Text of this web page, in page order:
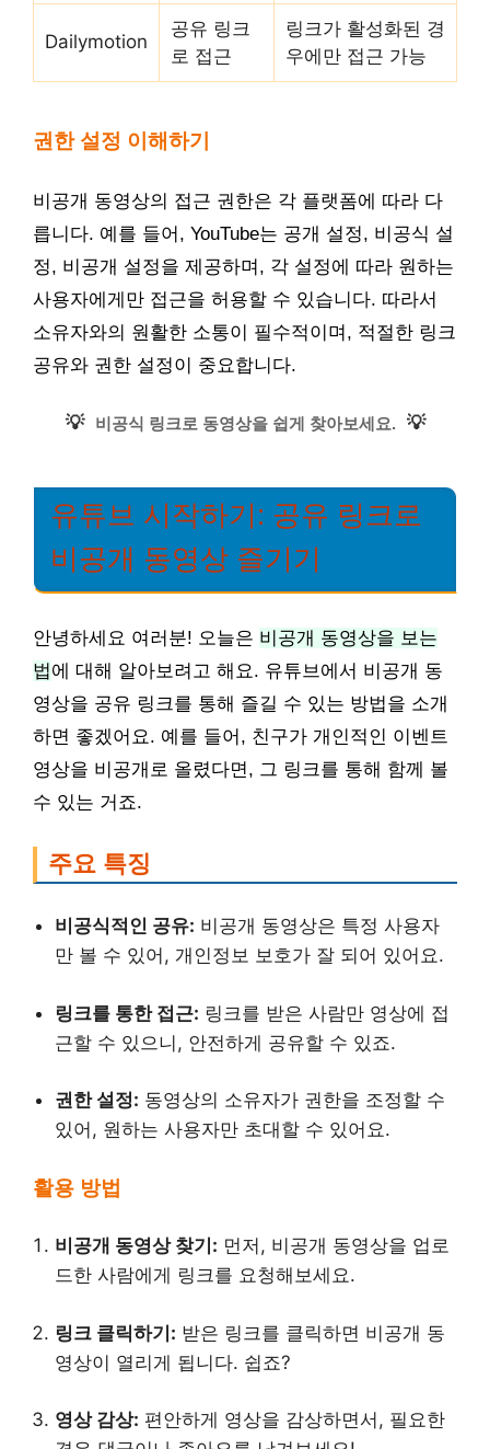
Dailymotion
공유 링크
로 접근
링크가 활성화된 경
우에만 접근 가능
권한 설정 이해하기
비공개 동영상의 접근 권한은 각 플랫폼에 따라 다
릅니다. 예를 들어, YouTube는 공개 설정, 비공식 설
정, 비공개 설정을 제공하며, 각 설정에 따라 원하는
사용자에게만 접근을 허용할 수 있습니다. 따라서
소유자와의 원활한 소통이 필수적이며, 적절한 링크
공유와 권한 설정이 중요합니다.
💡 비공식 링크로 동영상을 쉽게 찾아보세요. 💡
유튜브 시작하기: 공유 링크로
비공개 동영상 즐기기
안녕하세요 여러분! 오늘은 비공개 동영상을 보는
법에 대해 알아보려고 해요. 유튜브에서 비공개 동
영상을 공유 링크를 통해 즐길 수 있는 방법을 소개
하면 좋겠어요. 예를 들어, 친구가 개인적인 이벤트
영상을 비공개로 올렸다면, 그 링크를 통해 함께 볼
수 있는 거죠.
주요 특징
비공식적인 공유: 비공개 동영상은 특정 사용자
만 볼 수 있어, 개인정보 보호가 잘 되어 있어요.
링크를 통한 접근: 링크를 받은 사람만 영상에 접
근할 수 있으니, 안전하게 공유할 수 있죠.
권한 설정: 동영상의 소유자가 권한을 조정할 수
있어, 원하는 사용자만 초대할 수 있어요.
활용 방법
비공개 동영상 찾기: 먼저, 비공개 동영상을 업로
드한 사람에게 링크를 요청해보세요.
링크 클릭하기: 받은 링크를 클릭하면 비공개 동
영상이 열리게 됩니다. 쉽죠?
영상 감상: 편안하게 영상을 감상하면서, 필요한